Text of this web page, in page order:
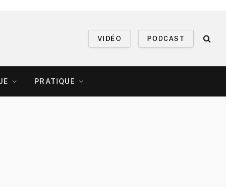
VIDÉO PODCAST
PRATIQUE